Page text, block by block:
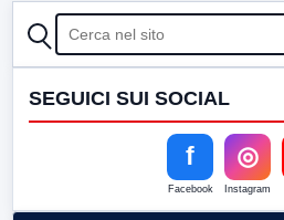
CERCA
SEGUICI SUI SOCIAL
f
Facebook
◎
Instagram